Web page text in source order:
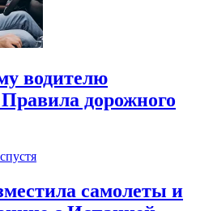
водителю
дорожного
самолеты и